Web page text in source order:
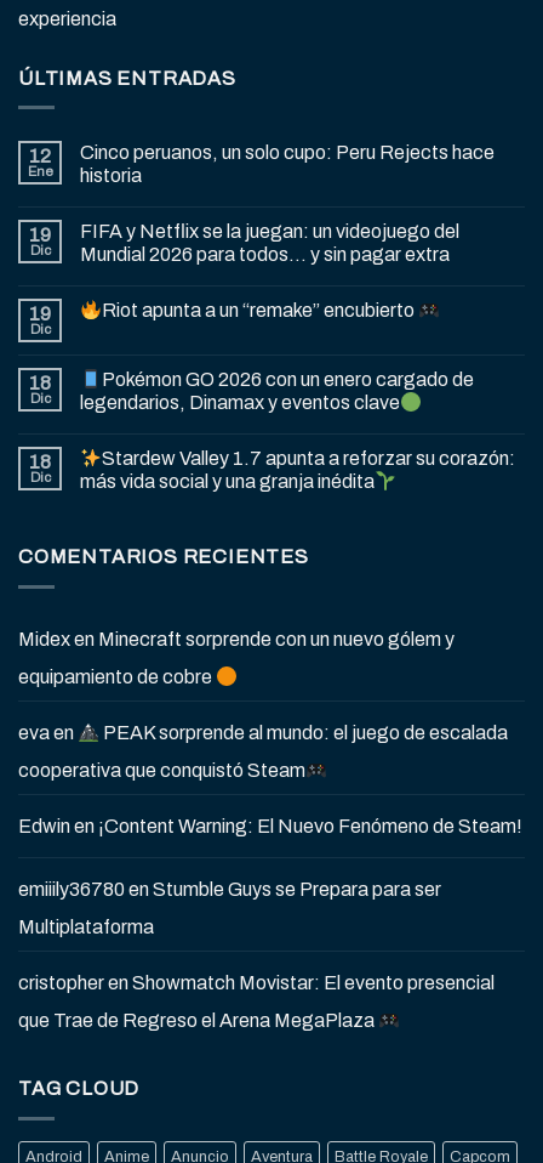
experiencia
ÚLTIMAS ENTRADAS
12
Ene
Cinco peruanos, un solo cupo: Peru Rejects hace
historia
19
Dic
FIFA y Netflix se la juegan: un videojuego del
Mundial 2026 para todos… y sin pagar extra
19
Dic
Riot apunta a un “remake” encubierto
18
Dic
Pokémon GO 2026 con un enero cargado de
legendarios, Dinamax y eventos clave
18
Dic
Stardew Valley 1.7 apunta a reforzar su corazón:
más vida social y una granja inédita
COMENTARIOS RECIENTES
Midexen Minecraft sorprende con un nuevo gólem y
equipamiento de cobre
evaen
PEAK sorprende al mundo: el juego de escalada
cooperativa que conquistó Steam
Edwinen ¡Content Warning: El Nuevo Fenómeno de Steam!
emiiily36780enStumble Guys se Prepara para ser
Multiplataforma
cristopherenShowmatch Movistar: El evento presencial
que Trae de Regreso el Arena MegaPlaza
TAG CLOUD
Android Anime Anuncio Aventura Battle Royale Capcom